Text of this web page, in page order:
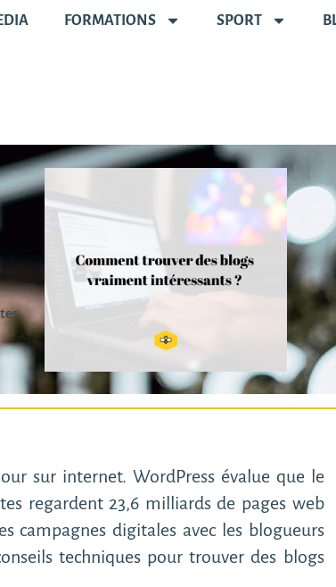
FORMATIONS SPORT
sur internet. WordPress évalue que le
regardent 23,6 milliards de pages web
campagnes digitales avec les blogueurs
techniques pour trouver des blogs